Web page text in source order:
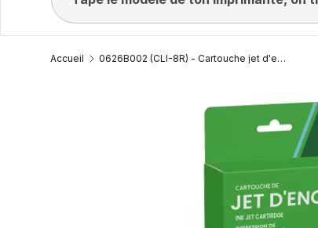
Accueil 0626B002 (CLI-8R) - Cartouche jet d'encre Canon compatible rouge (280 pages)